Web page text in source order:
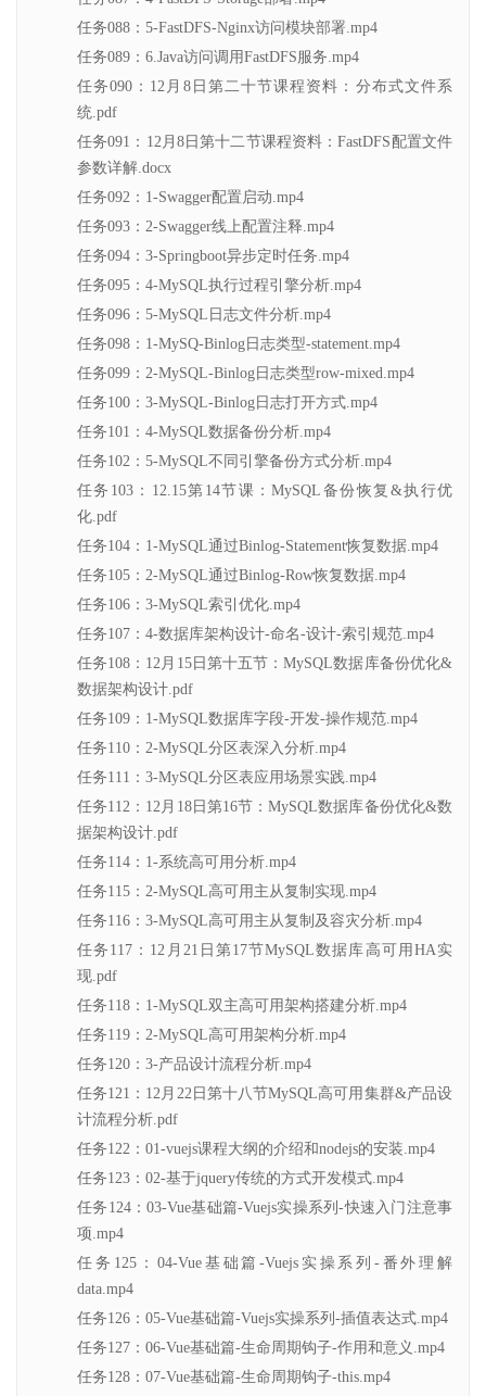
任务088：5-FastDFS-Nginx访问模块部署.mp4
任务089：6.Java访问调用FastDFS服务.mp4
任务090：12月8日第二十节课程资料：分布式文件系
统.pdf
任务091：12月8日第十二节课程资料：FastDFS配置文件
参数详解.docx
任务092：1-Swagger配置启动.mp4
任务093：2-Swagger线上配置注释.mp4
任务094：3-Springboot异步定时任务.mp4
任务095：4-MySQL执行过程引擎分析.mp4
任务096：5-MySQL日志文件分析.mp4
任务098：1-MySQ-Binlog日志类型-statement.mp4
任务099：2-MySQL-Binlog日志类型row-mixed.mp4
任务100：3-MySQL-Binlog日志打开方式.mp4
任务101：4-MySQL数据备份分析.mp4
任务102：5-MySQL不同引擎备份方式分析.mp4
任务103：12.15第14节课：MySQL备份恢复&执行优
化.pdf
任务104：1-MySQL通过Binlog-Statement恢复数据.mp4
任务105：2-MySQL通过Binlog-Row恢复数据.mp4
任务106：3-MySQL索引优化.mp4
任务107：4-数据库架构设计-命名-设计-索引规范.mp4
任务108：12月15日第十五节：MySQL数据库备份优化&
数据架构设计.pdf
任务109：1-MySQL数据库字段-开发-操作规范.mp4
任务110：2-MySQL分区表深入分析.mp4
任务111：3-MySQL分区表应用场景实践.mp4
任务112：12月18日第16节：MySQL数据库备份优化&数
据架构设计.pdf
任务114：1-系统高可用分析.mp4
任务115：2-MySQL高可用主从复制实现.mp4
任务116：3-MySQL高可用主从复制及容灾分析.mp4
任务117：12月21日第17节MySQL数据库高可用HA实
现.pdf
任务118：1-MySQL双主高可用架构搭建分析.mp4
任务119：2-MySQL高可用架构分析.mp4
任务120：3-产品设计流程分析.mp4
任务121：12月22日第十八节MySQL高可用集群&产品设
计流程分析.pdf
任务122：01-vuejs课程大纲的介绍和nodejs的安装.mp4
任务123：02-基于jquery传统的方式开发模式.mp4
任务124：03-Vue基础篇-Vuejs实操系列-快速入门注意事
项.mp4
任务125：04-Vue基础篇-Vuejs实操系列-番外理解
data.mp4
任务126：05-Vue基础篇-Vuejs实操系列-插值表达式.mp4
任务127：06-Vue基础篇-生命周期钩子-作用和意义.mp4
任务128：07-Vue基础篇-生命周期钩子-this.mp4